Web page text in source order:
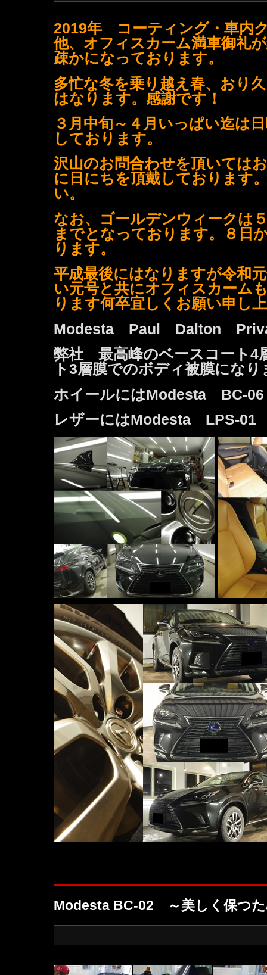
2019年 コーティング・車内
他、オフィスカーム満車御礼
疎かになっております。
多忙な冬を乗り越え春、 おり
はなります。感謝です！
３月中旬～４月いっぱい迄は
しております。
沢山のお問合わせを頂いては
に日にちを頂戴しております
い。
なお、ゴールデンウィークは
までとなっております。８日
ります。
平成最後にはなりますが令和
い元号と共にオフィスカーム
ります何卒宜しくお願い申し
Modesta Paul Dalton
弊社 最高峰のベースコート4
ト3層膜でのボディ被膜になり
ホイールにはModesta BC-
レザーにはModesta LPS-01
Modesta BC-02 ～美しく保つ